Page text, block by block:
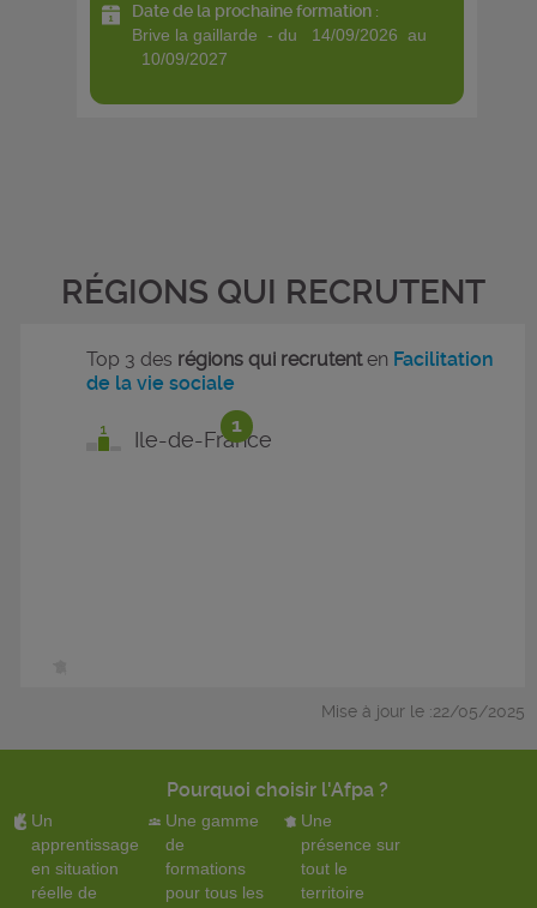
Date de la prochaine formation :
brive la gaillarde - du 14/09/2026 au
10/09/2027
RÉGIONS QUI RECRUTENT
1
Top 3 des régions qui recrutenten Facilitation
de la vie sociale
Ile-de-France
Mise à jour le :22/05/2025
Pourquoi choisir l'Afpa ?
Un
apprentissage
en situation
réelle de
Une gamme
de
formations
pour tous les
Une
présence sur
tout le
territoire